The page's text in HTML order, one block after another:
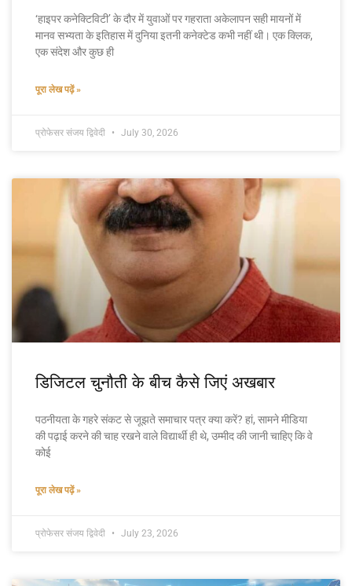
‘हाइपर कनेक्टिविटी’ के दौर में युवाओं पर गहराता अकेलापन सही मायनों में
मानव सभ्यता के इतिहास में दुनिया इतनी कनेक्टेड कभी नहीं थी। एक क्लिक,
एक संदेश और कुछ ही
पूरा लेख पढ़ें »
प्रोफेसर संजय द्विवेदी July 30, 2026
डिजिटल चुनौती के बीच कैसे जिएं अखबार
पठनीयता के गहरे संकट से जूझते समाचार पत्र क्या करें? हां, सामने मीडिया
की पढ़ाई करने की चाह रखने वाले विद्यार्थी ही थे, उम्मीद की जानी चाहिए कि वे
कोई
पूरा लेख पढ़ें »
प्रोफेसर संजय द्विवेदी July 23, 2026